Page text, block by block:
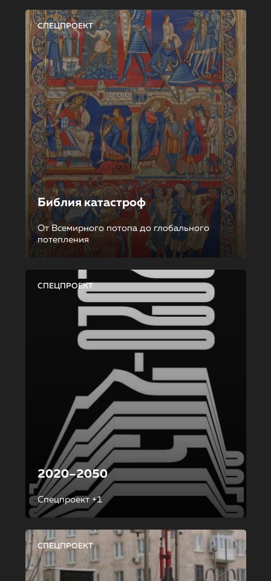
СПЕЦПРОЕКТ
Библия катастроф
От Всемирного потопа до глобального
потепления
СПЕЦПРОЕКТ
2020–2050
Спецпроект +1
СПЕЦПРОЕКТ